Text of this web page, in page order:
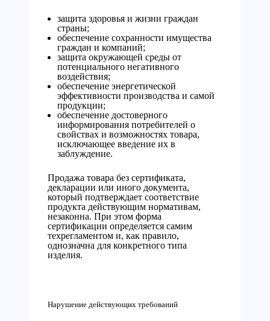
защита здоровья и жизни граждан
страны;
обеспечение сохранности имущества
граждан и компаний;
защита окружающей среды от
потенциального негативного
воздействия;
обеспечение энергетической
эффективности производства и самой
продукции;
обеспечение достоверного
информирования потребителей о
свойствах и возможностях товара,
исключающее введение их в
заблуждение.
Продажа товара без сертификата,
декларации или иного документа,
который подтверждает соответствие
продукта действующим нормативам,
незаконна. При этом форма
сертификации определяется самим
техрегламентом и, как правило,
однозначна для конкретного типа
изделия.
Нарушение действующих требований